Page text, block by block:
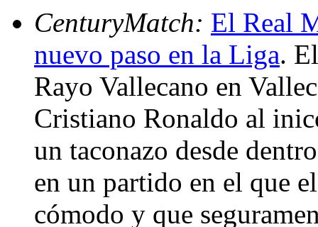
CenturyMatch: El Real
nuevo paso en la Liga.
Rayo Vallecano en
Cristiano Ronaldo al
un taconazo desde
en un partido en el que
cómodo y que